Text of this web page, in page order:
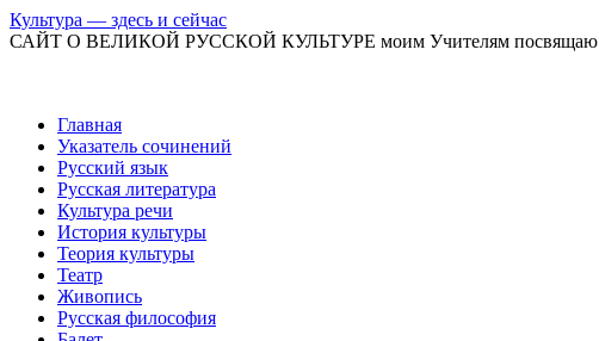
Культура — здесь и сейчас
САЙТ О ВЕЛИКОЙ РУССКОЙ КУЛЬТУРЕ моим Учителям посвящаю
Перейти
содержимому
Главная
Указатель сочинений
Русский язык
Русская литература
Культура речи
История культуры
Теория культуры
Театр
Живопись
Русская философия